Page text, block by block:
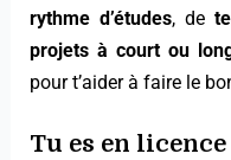
rythme d’études, de
projets à court ou
pour t’aider à faire le
Tu es en